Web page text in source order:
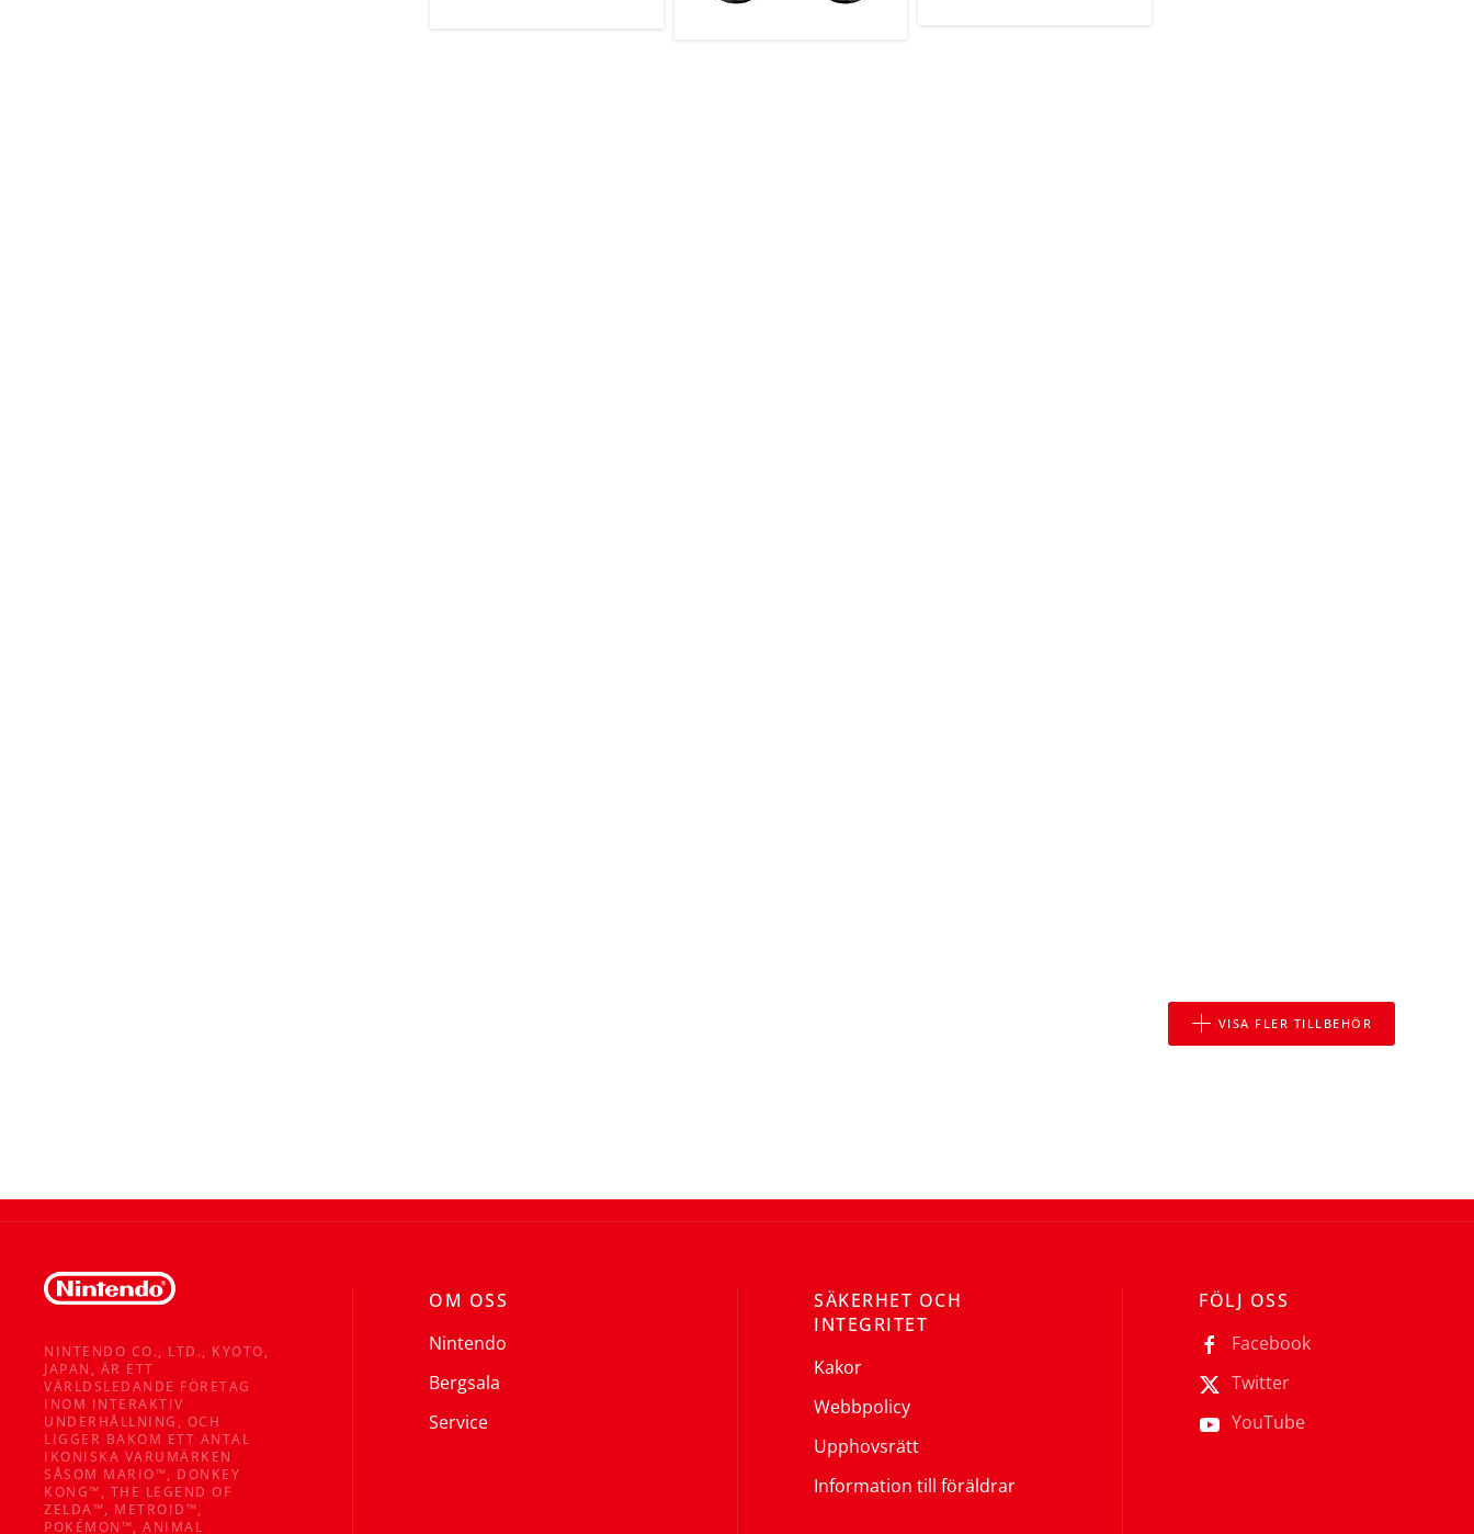
VISA FLER TILLBEHÖR
NINTENDO CO., LTD., KYOTO,
JAPAN, ÄR ETT
VÄRLDSLEDANDE FÖRETAG
INOM INTERAKTIV
UNDERHÅLLNING, OCH
LIGGER BAKOM ETT ANTAL
IKONISKA VARUMÄRKEN
SÅSOM MARIO™, DONKEY
KONG™, THE LEGEND OF
ZELDA™, METROID™,
POKÉMON™, ANIMAL
OM OSS
Nintendo
Bergsala
Service
SÄKERHET OCH
INTEGRITET
Kakor
Webbpolicy
Upphovsrätt
Information till föräldrar
FÖLJ OSS
Facebook
Twitter
YouTube